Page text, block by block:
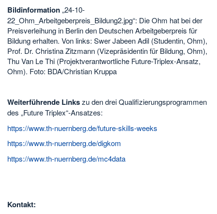
Bildinformation„24-10-
22_Ohm_Arbeitgeberpreis_Bildung2.jpg“: Die Ohm hat bei der
Preisverleihung in Berlin den Deutschen Arbeitgeberpreis für
Bildung erhalten. Von links: Swer Jabeen Adil (Studentin, Ohm),
Prof. Dr. Christina Zitzmann (Vizepräsidentin für Bildung, Ohm),
Thu Van Le Thi (Projektverantwortliche Future-Triplex-Ansatz,
Ohm). Foto: BDA/Christian Kruppa
Weiterführende Linkszu den drei Qualifizierungsprogrammen
des „Future Triplex“-Ansatzes:
https://www.th-nuernberg.de/future-skills-weeks
https://www.th-nuernberg.de/digkom
https://www.th-nuernberg.de/mc4data
Kontakt: